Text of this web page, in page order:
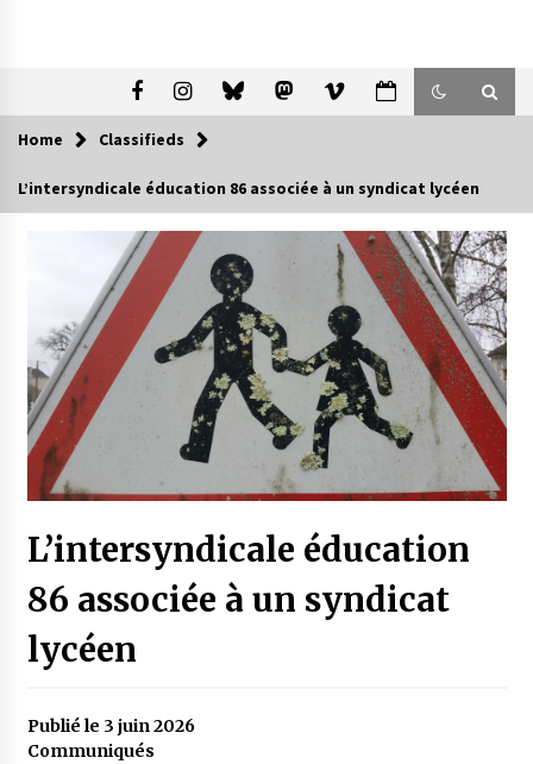
Home Classifieds
L’intersyndicale éducation 86 associée à un syndicat lycéen
L’intersyndicale éducation
86 associée à un syndicat
lycéen
Publié le 3 juin 2026
Communiqués